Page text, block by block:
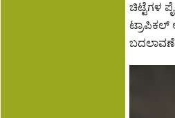
ಚಿಟ್ಟೆಗಳ
ಟ್ರಾಪಿಕಲ್